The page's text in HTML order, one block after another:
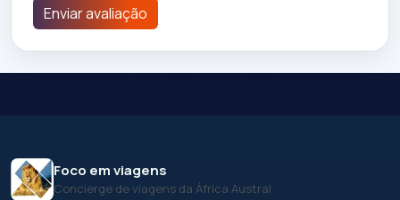
Enviar avaliação
Foco em viagens
Concierge de viagens da África Austral